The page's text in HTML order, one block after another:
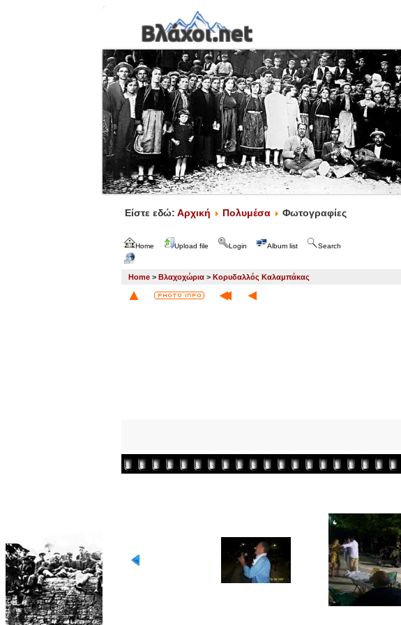
Είστε εδώ: Αρχική Πολυμέσα Φωτογραφίες
Home Upload file Login Album list Search
Home > Βλαχοχώρια > Κορυδαλλός Καλαμπάκας